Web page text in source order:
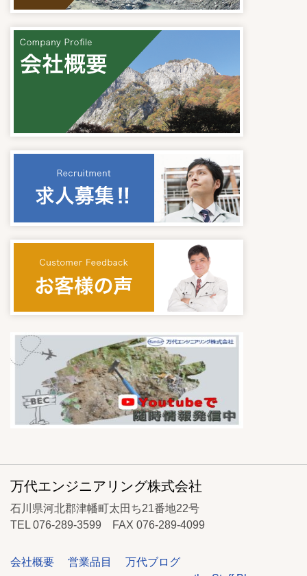
万代エンジニアリング株式会社
石川県河北郡津幡町太田ち21番地22号
TEL 076-289-3599 FAX 076-289-4099
会社概要 営業品目
万代ブログ